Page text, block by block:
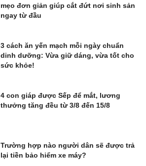
mẹo đơn giản giúp cắt đứt nơi sinh sản
ngay từ đầu
3 cách ăn yến mạch mỗi ngày chuẩn
dinh dưỡng: Vừa giữ dáng, vừa tốt cho
sức khỏe!
4 con giáp được Sếp để mắt, lương
thưởng tăng đều từ 3/8 đến 15/8
Trường hợp nào người dân sẽ được trả
lại tiền bảo hiểm xe máy?